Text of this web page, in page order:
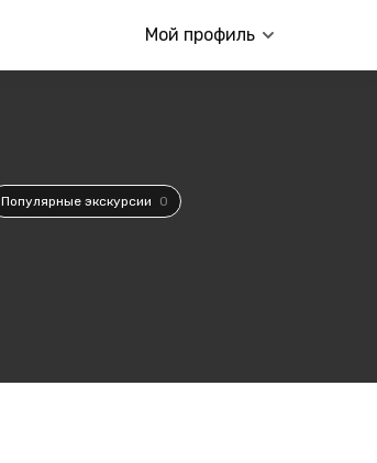
Мой профиль
Популярные экскурсии 0